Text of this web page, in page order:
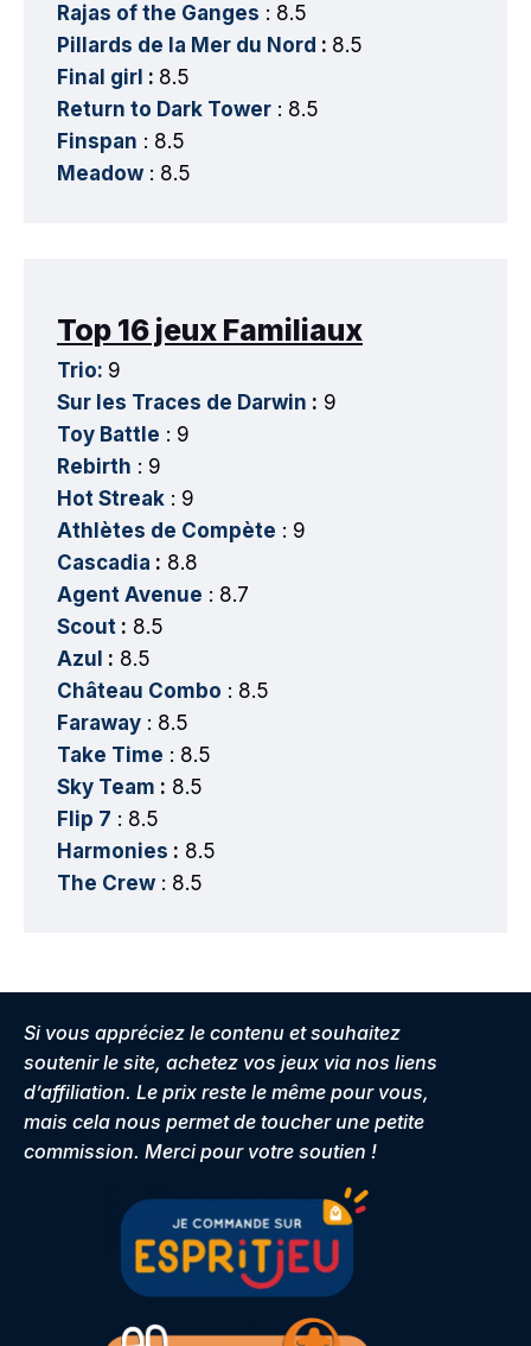
Rajas of the Ganges : 8.5
Pillards de la Mer du Nord : 8.5
Final girl : 8.5
Return to Dark Tower : 8.5
Finspan : 8.5
Meadow : 8.5
Top 16 jeux Familiaux
Trio: 9
Sur les Traces de Darwin : 9
Toy Battle : 9
Rebirth : 9
Hot Streak : 9
Athlètes de Compète : 9
Cascadia : 8.8
Agent Avenue : 8.7
Scout : 8.5
Azul : 8.5
Château Combo : 8.5
Faraway : 8.5
Take Time : 8.5
Sky Team : 8.5
Flip 7 : 8.5
Harmonies : 8.5
The Crew : 8.5
Si vous appréciez le contenu et souhaitez
soutenir le site, achetez vos jeux via nos liens
d’affiliation. Le prix reste le même pour vous,
mais cela nous permet de toucher une petite
commission. Merci pour votre soutien !